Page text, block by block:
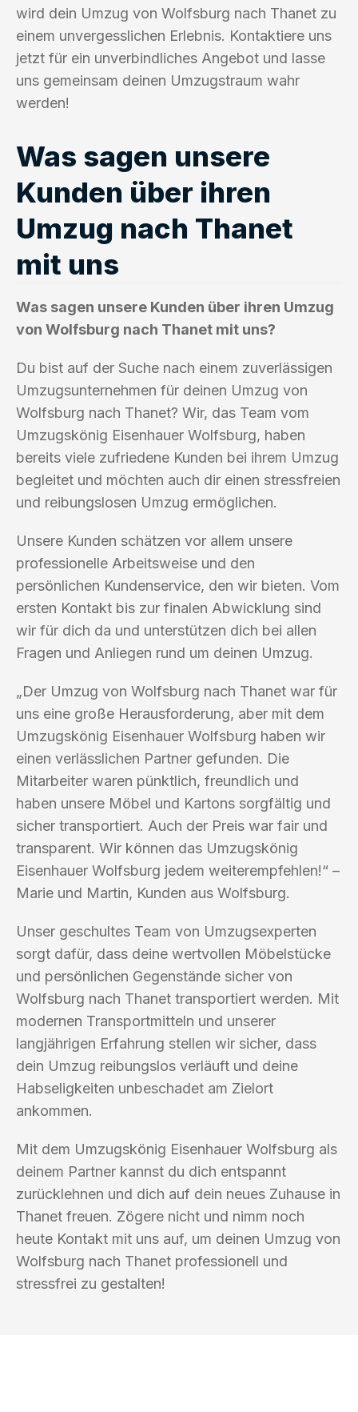
wird dein Umzug von Wolfsburg nach Thanet zu
einem unvergesslichen Erlebnis. Kontaktiere uns
jetzt für ein unverbindliches Angebot und lasse
uns gemeinsam deinen Umzugstraum wahr
werden!
Was sagen unsere
Kunden über ihren
Umzug nach Thanet
mit uns
Was sagen unsere Kunden über ihren Umzug
von Wolfsburg nach Thanet mit uns?
Du bist auf der Suche nach einem zuverlässigen
Umzugsunternehmen für deinen Umzug von
Wolfsburg nach Thanet? Wir, das Team vom
Umzugskönig Eisenhauer Wolfsburg, haben
bereits viele zufriedene Kunden bei ihrem Umzug
begleitet und möchten auch dir einen stressfreien
und reibungslosen Umzug ermöglichen.
Unsere Kunden schätzen vor allem unsere
professionelle Arbeitsweise und den
persönlichen Kundenservice, den wir bieten. Vom
ersten Kontakt bis zur finalen Abwicklung sind
wir für dich da und unterstützen dich bei allen
Fragen und Anliegen rund um deinen Umzug.
„Der Umzug von Wolfsburg nach Thanet war für
uns eine große Herausforderung, aber mit dem
Umzugskönig Eisenhauer Wolfsburg haben wir
einen verlässlichen Partner gefunden. Die
Mitarbeiter waren pünktlich, freundlich und
haben unsere Möbel und Kartons sorgfältig und
sicher transportiert. Auch der Preis war fair und
transparent. Wir können das Umzugskönig
Eisenhauer Wolfsburg jedem weiterempfehlen!“ –
Marie und Martin, Kunden aus Wolfsburg.
Unser geschultes Team von Umzugsexperten
sorgt dafür, dass deine wertvollen Möbelstücke
und persönlichen Gegenstände sicher von
Wolfsburg nach Thanet transportiert werden. Mit
modernen Transportmitteln und unserer
langjährigen Erfahrung stellen wir sicher, dass
dein Umzug reibungslos verläuft und deine
Habseligkeiten unbeschadet am Zielort
ankommen.
Mit dem Umzugskönig Eisenhauer Wolfsburg als
deinem Partner kannst du dich entspannt
zurücklehnen und dich auf dein neues Zuhause in
Thanet freuen. Zögere nicht und nimm noch
heute Kontakt mit uns auf, um deinen Umzug von
Wolfsburg nach Thanet professionell und
stressfrei zu gestalten!